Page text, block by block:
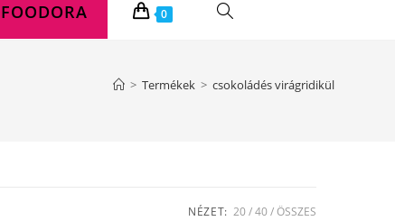
FOODORA 0 TOGGLE
> Termékek > csokoládés virágridikül
NÉZET: 20 40 ÖSSZES